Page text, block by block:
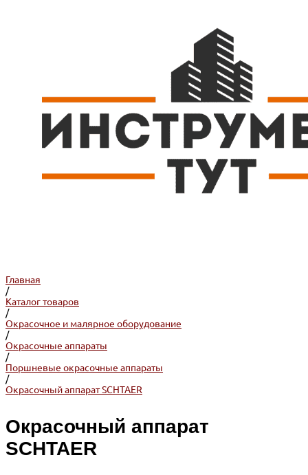
Главная
/
Каталог товаров
/
Окрасочное и малярное оборудование
/
Окрасочные аппараты
/
Поршневые окрасочные аппараты
/
Окрасочный аппарат SCHTAER
Окрасочный аппарат
SCHTAER